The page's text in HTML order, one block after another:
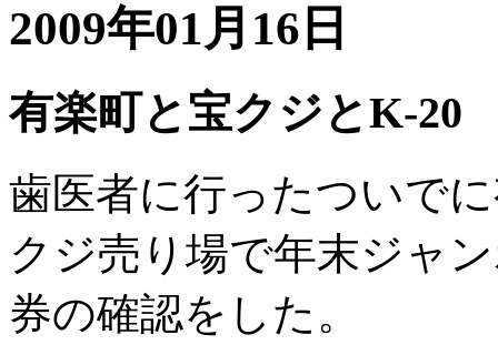
2009年01月16日
有楽町と宝クジとK-20
歯医者に行ったついで
クジ売り場で年末ジャ
券の確認をした。